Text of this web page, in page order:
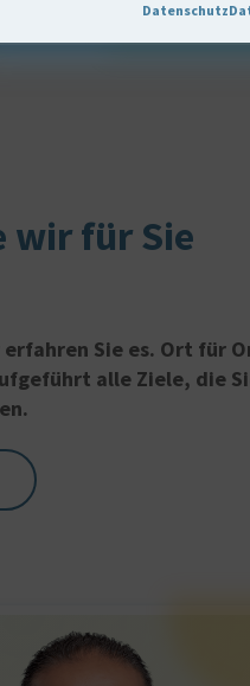
Datenschutz
wir für Sie
erfahren Sie es. Ort für
alle Ziele, die